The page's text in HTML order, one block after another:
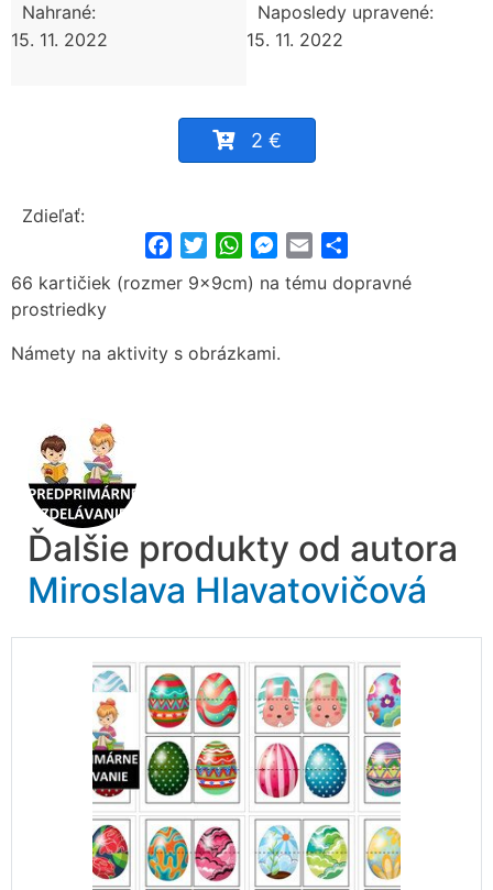
Nahrané:
15. 11. 2022
Naposledy upravené:
15. 11. 2022
2 €
Zdieľať:
FacebookTwitterWhatsApp
Messenger
Email
66 kartičiek (rozmer 9x9cm) na tému dopravné
prostriedky
Námety na aktivity s obrázkami.
Ďalšie produkty od autora
Miroslava Hlavatovičová